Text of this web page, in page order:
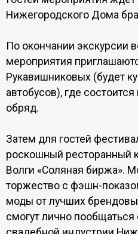
Нижегородского Дома
По окончании экскурсии
мероприятия
Рукавишниковых (будет
автобусов), где
обряд.
Затем для гостей
роскошный ресторанный
Волги «Соляная биржа».
торжество с фэшн-
моды от лучших
смогут лично